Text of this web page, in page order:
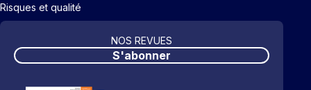
Risques et qualité
NOS REVUES
S'abonner